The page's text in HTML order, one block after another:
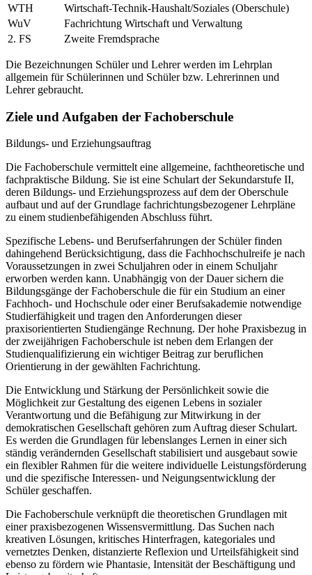
WTH
Wirtschaft-Technik-Haushalt/Soziales (Oberschule)
WuV
Fachrichtung Wirtschaft und Verwaltung
2. FS
Zweite Fremdsprache
Die Bezeichnungen Schüler und Lehrer werden im Lehrplan
allgemein für Schülerinnen und Schüler bzw. Lehrerinnen und
Lehrer gebraucht.
Ziele und Aufgaben der Fachoberschule
Bildungs- und Erziehungsauftrag
Die Fachoberschule vermittelt eine allgemeine, fachtheoretische und
fachpraktische Bildung. Sie ist eine Schulart der Sekundarstufe II,
deren Bildungs- und Erziehungsprozess auf dem der Oberschule
aufbaut und auf der Grundlage fachrichtungsbezogener Lehrpläne
zu einem studienbefähigenden Abschluss führt.
Spezifische Lebens- und Berufserfahrungen der Schüler finden
dahingehend Berücksichtigung, dass die Fachhochschulreife je nach
Voraussetzungen in zwei Schuljahren oder in einem Schuljahr
erworben werden kann. Unabhängig von der Dauer sichern die
Bildungsgänge der Fachoberschule die für ein Studium an einer
Fachhoch- und Hochschule oder einer Berufsakademie notwendige
Studierfähigkeit und tragen den Anforderungen dieser
praxisorientierten Studiengänge Rechnung. Der hohe Praxisbezug in
der zweijährigen Fachoberschule ist neben dem Erlangen der
Studienqualifizierung ein wichtiger Beitrag zur beruflichen
Orientierung in der gewählten Fachrichtung.
Die Entwicklung und Stärkung der Persönlichkeit sowie die
Möglichkeit zur Gestaltung des eigenen Lebens in sozialer
Verantwortung und die Befähigung zur Mitwirkung in der
demokratischen Gesellschaft gehören zum Auftrag dieser Schulart.
Es werden die Grundlagen für lebenslanges Lernen in einer sich
ständig verändernden Gesellschaft stabilisiert und ausgebaut sowie
ein flexibler Rahmen für die weitere individuelle Leistungsförderung
und die spezifische Interessen- und Neigungsentwicklung der
Schüler geschaffen.
Die Fachoberschule verknüpft die theoretischen Grundlagen mit
einer praxisbezogenen Wissensvermittlung. Das Suchen nach
kreativen Lösungen, kritisches Hinterfragen, kategoriales und
vernetztes Denken, distanzierte Reflexion und Urteilsfähigkeit sind
ebenso zu fördern wie Phantasie, Intensität der Beschäftigung und